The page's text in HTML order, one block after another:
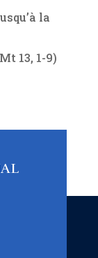
la
13, 1-9)